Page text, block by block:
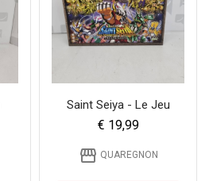
Saint Seiya - Le Jeu
€ 19,99
storefront QUAREGNON